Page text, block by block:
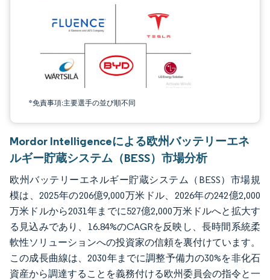
*免責事項:主要選手の並び順不同
Mordor Intelligenceによる欧州バッテリーエネ
ルギー貯蔵システム（BESS）市場分析
欧州バッテリーエネルギー貯蔵システム（BESS）市場規
模は、2025年の206億9,000万米ドル、2026年の242億2,000
万米ドルから2031年までに527億2,000万米ドルへと拡大す
る見込みであり、16.84%のCAGRを反映し、長時間系統柔
軟性ソリューションへの投資家の信頼を裏付けています。
この成長曲線は、2030年までに調整予備力の30%を非化石
資産から調達することを義務付ける欧州委員会の指令と一